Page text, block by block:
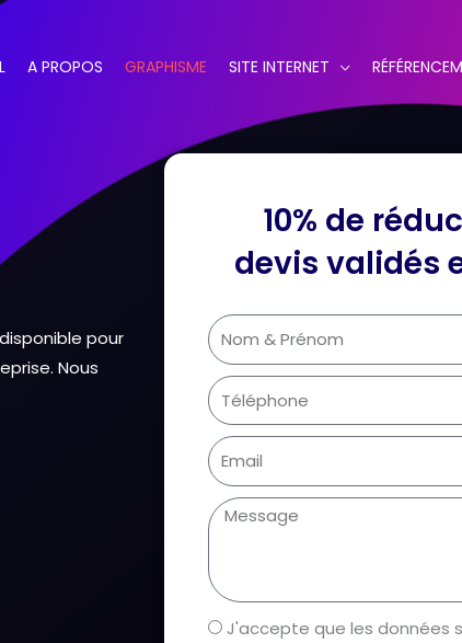
A PROPOS GRAPHISME SITE INTERNET
disponible pour
Nous
10% de
devis validés
N
a
m
e
T
é
l
é
p
o
n
e
E
m
a
l
M
s
a
R J'accepte que les données